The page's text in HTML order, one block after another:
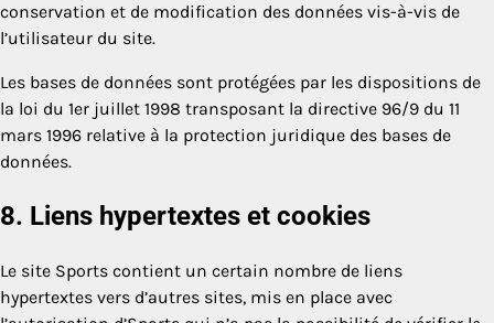
conservation et de modification des données vis-à-vis de
l’utilisateur du site.
Les bases de données sont protégées par les dispositions de
la loi du 1er juillet 1998 transposant la directive 96/9 du 11
mars 1996 relative à la protection juridique des bases de
données.
8. Liens hypertextes et cookies
Le site Sports contient un certain nombre de liens
hypertextes vers d’autres sites, mis en place avec